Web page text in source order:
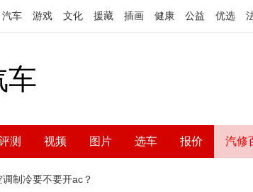
汽车 游戏 文化 援藏 插画 健康 公益 优选
车
测 视频 图片 选车 报价 汽修
调制冷要不要开ac？